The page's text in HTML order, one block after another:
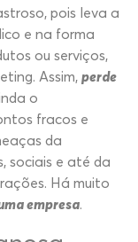
pois leva a
e na forma
ou serviços,
Assim, perde
o
fracos e
da
sociais e até da
Há muito
empresa.